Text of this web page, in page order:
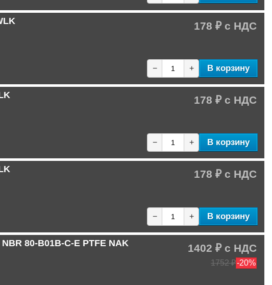
178 ₽
− + В корзину
178 ₽
− + В корзину
178 ₽
− + В корзину
80-B01B-C-E PTFE NAK 1402 ₽
1752 ₽-20%